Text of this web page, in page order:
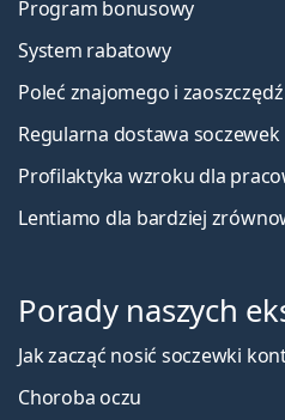
Program bonusowy
System rabatowy
Poleć znajomego i zaoszczędź
Regularna dostawa soczewek
Profilaktyka wzroku dla
Lentiamo dla bardziej
Porady naszych
Jak zacząć nosić soczewki
Choroba oczu